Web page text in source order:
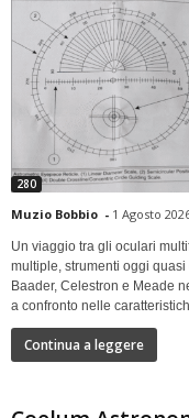
280
Muzio Bobbio - 1 Agosto
Un viaggio tra gli oculari
multiple, strumenti oggi
Baader, Celestron e Meade
a confronto nelle
Continua a leggere